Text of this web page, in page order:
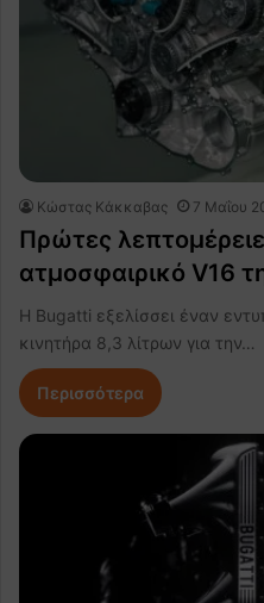
Κώστας Κάκκαβας 7 Μαΐου
Πρώτες
ατμοσφαιρικό V16
Η Bugatti εξελίσσει έναν
κινητήρα 8,3 λίτρων για την…
Περισσότερα